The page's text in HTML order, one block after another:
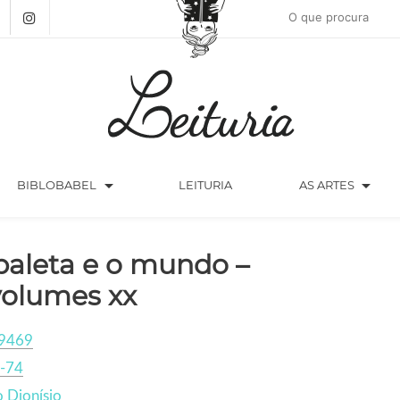
BIBLOBABEL arrow_drop_down LEITURIA AS ARTES arrow_drop_down
e o mundo –
xx
74
Dionísio